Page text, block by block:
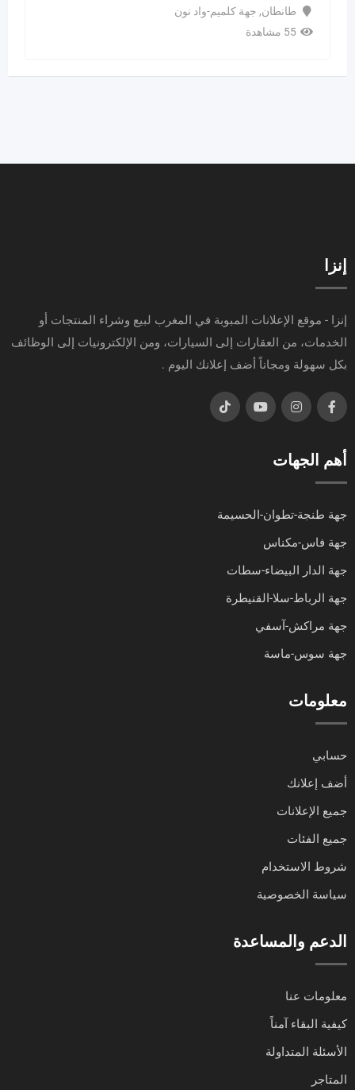
طانطان, جهة كلميم-واد نون
55 مشاهدة
إنزا
إنزا - موقع الإعلانات المبوبة في المغرب لبيع وشراء المنتجات أو
الخدمات، من العقارات إلى السيارات، ومن الإلكترونيات إلى الوظائف
بكل سهولة ومجاناً أضف إعلانك اليوم .
أهم الجهات
جهة طنجة-تطوان-الحسيمة
جهة فاس-مكناس
جهة الدار البيضاء-سطات
جهة الرباط-سلا-القنيطرة
جهة مراكش-آسفي
جهة سوس-ماسة
معلومات
حسابي
أضف إعلانك
جميع الإعلانات
جميع الفئات
شروط الاستخدام
سياسة الخصوصية
الدعم والمساعدة
معلومات عنا
كيفية البقاء آمناً
الأسئلة المتداولة
المتاجر